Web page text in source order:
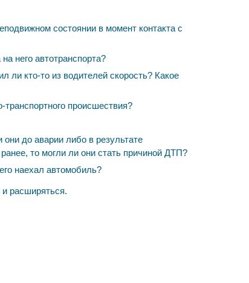
состоянии в момент контакта с
него автотранспорта?
ли кто-то из водителей скорость? Какое
происшествия?
до аварии либо в результате
то могли ли они стать причиной ДТП?
наехал автомобиль?
и расширяться.